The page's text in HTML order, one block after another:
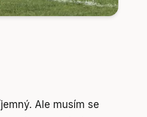
Ale musím se